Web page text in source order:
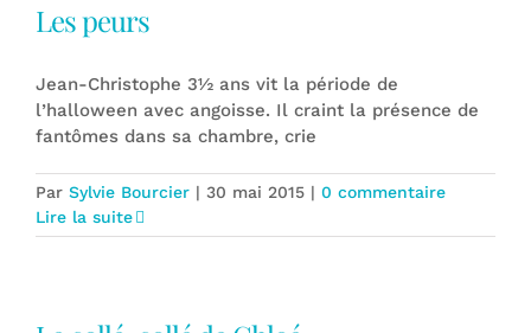
Les peurs
Jean-Christophe 3½ ans vit la période de
l’halloween avec angoisse. Il craint la présence de
fantômes dans sa chambre, crie
Par Sylvie Bourcier | 30 mai 2015 | 0 commentaire
Lire la suite